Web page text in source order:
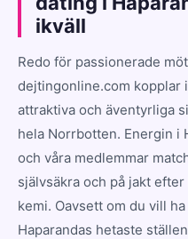
ikväll
Redo för passionerade
dejtingonline.com kopplar
attraktiva och äventyrliga
hela Norrbotten. Energin i
och våra medlemmar
självsäkra och på jakt
kemi. Oavsett om du vill
Haparandas hetaste